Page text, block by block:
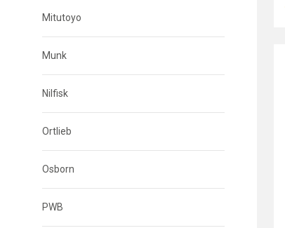
Mitutoyo
Munk
Nilfisk
Ortlieb
Osborn
PWB